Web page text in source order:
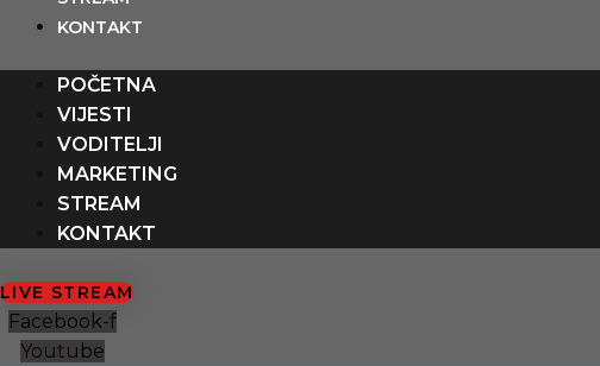
sadržaj
KONTAKT
POČETNA
VIJESTI
VODITELJI
MARKETING
STREAM
KONTAKT
LIVE STREAM
Facebook-f
Youtube